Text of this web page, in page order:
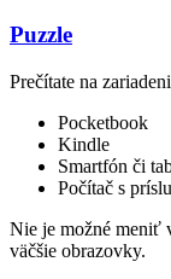
Puzzle
Prečítate na
Pocketbook
Kindle
Smartfón či
Počítač s
Nie je možné meniť
väčšie obrazovky.